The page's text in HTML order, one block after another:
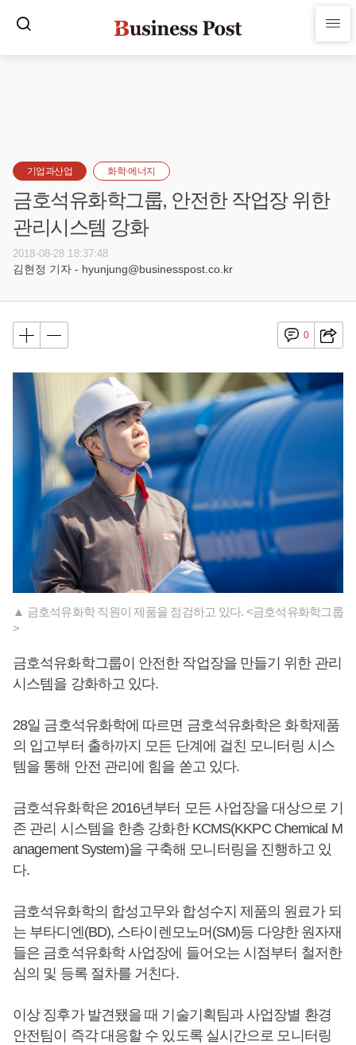
기업과산업 화학·에너지
금호석유화학그룹, 안전한 작업장 위한
관리시스템 강화
2018-08-28 18:37:48
김현정 기자 - hyunjung@businesspost.co.kr
0
▲ 금호석유화학 직원이 제품을 점검하고 있다. <금호석유화학그룹
>
금호석유화학그룹이 안전한 작업장을 만들기 위한 관리
시스템을 강화하고 있다.
28일 금호석유화학에 따르면 금호석유화학은 화학제품
의 입고부터 출하까지 모든 단계에 걸친 모니터링 시스
템을 통해 안전 관리에 힘을 쏟고 있다.
금호석유화학은 2016년부터 모든 사업장을 대상으로 기
존 관리 시스템을 한층 강화한 KCMS(KKPC Chemical M
anagement System)을 구축해 모니터링을 진행하고 있
다.
금호석유화학의 합성고무와 합성수지 제품의 원료가 되
는 부타디엔(BD), 스타이렌모노머(SM)등 다양한 원자재
들은 금호석유화학 사업장에 들어오는 시점부터 철저한
심의 및 등록 절차를 거친다.
이상 징후가 발견됐을 때 기술기획팀과 사업장별 환경
안전팀이 즉각 대응할 수 있도록 실시간으로 모니터링